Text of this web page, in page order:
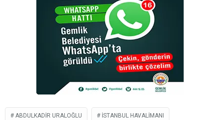
ABDULKADIR URALOĞLU İSTANBUL HAVALIMANI